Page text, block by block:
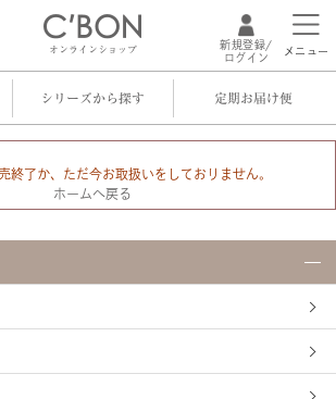
オンラインショップ
新規登録/
ログイン
メニュー
シリーズから探す 定期お届け便
終了か、ただ今お取扱いをしておりません。
ホームへ戻る